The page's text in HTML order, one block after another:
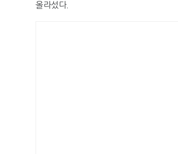
올라섰다.